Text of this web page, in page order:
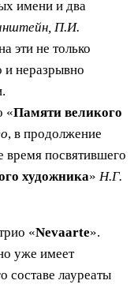
имени и два
П.И.
эти не только
неразрывно
«Памяти великого
, в продолжение
время посвятившего
художника» Н.Г.
«Nevaarte».
уже имеет
составе лауреаты